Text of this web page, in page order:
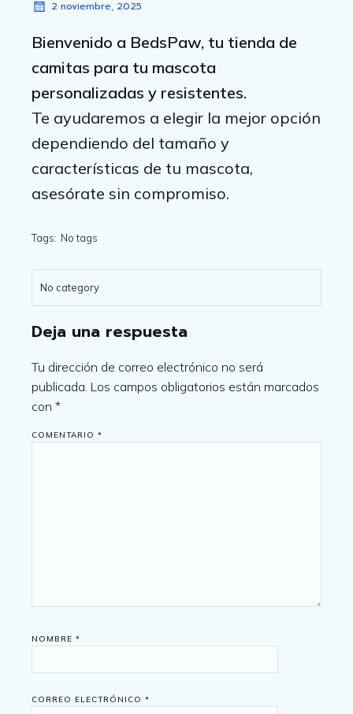
2 noviembre, 2025
Bienvenido a BedsPaw, tu tienda de
camitas para tu mascota
personalizadas y resistentes.
Te ayudaremos a elegir la mejor opción
dependiendo del tamaño y
características de tu mascota,
asesórate sin compromiso.
Tags: No tags
No category
Deja una respuesta
Tu dirección de correo electrónico no será
publicada. Los campos obligatorios están marcados
con *
COMENTARIO *
NOMBRE *
CORREO ELECTRÓNICO *